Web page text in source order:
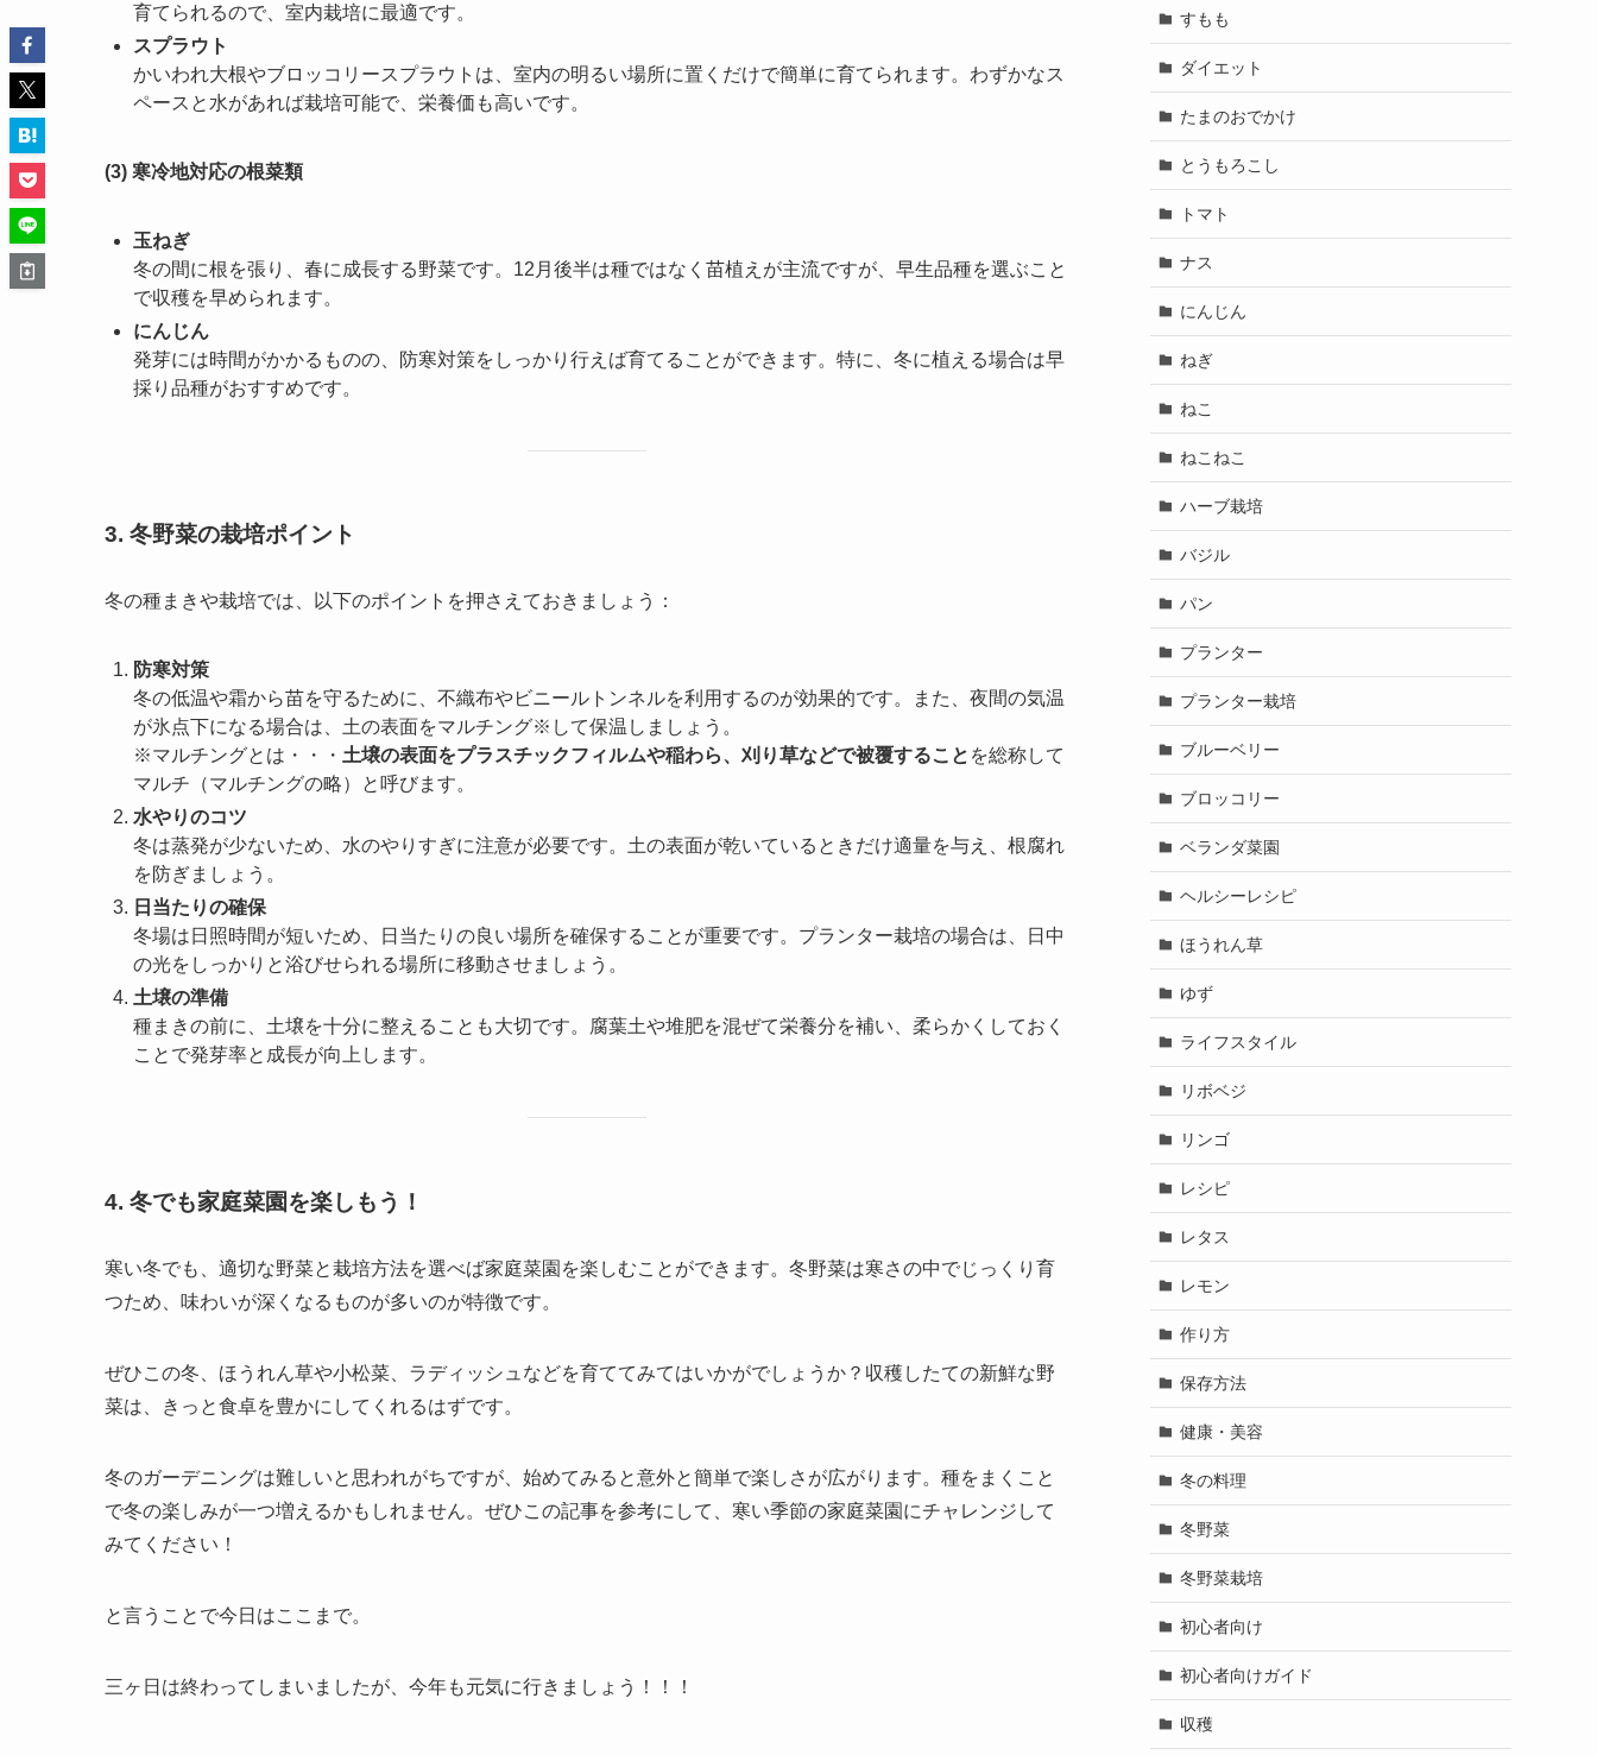
育てられるので、室内栽培に最適です。
スプラウト
かいわれ大根やブロッコリースプラウトは、室内の明るい場所に置くだけで簡単に育てられます。わずかなス
ペースと水があれば栽培可能で、栄養価も高いです。
(3) 寒冷地対応の根菜類
玉ねぎ
冬の間に根を張り、春に成長する野菜です。12月後半は種ではなく苗植えが主流ですが、早生品種を選ぶこと
で収穫を早められます。
にんじん
発芽には時間がかかるものの、防寒対策をしっかり行えば育てることができます。特に、冬に植える場合は早
採り品種がおすすめです。
3. 冬野菜の栽培ポイント
冬の種まきや栽培では、以下のポイントを押さえておきましょう：
防寒対策
冬の低温や霜から苗を守るために、不織布やビニールトンネルを利用するのが効果的です。また、夜間の気温
が氷点下になる場合は、土の表面をマルチング※して保温しましょう。
※マルチングとは・・・ 土壌の表面をプラスチックフィルムや稲わら、刈り草などで被覆すること を総称して
マルチ（マルチングの略）と呼びます。
水やりのコツ
冬は蒸発が少ないため、水のやりすぎに注意が必要です。土の表面が乾いているときだけ適量を与え、根腐れ
を防ぎましょう。
日当たりの確保
冬場は日照時間が短いため、日当たりの良い場所を確保することが重要です。プランター栽培の場合は、日中
の光をしっかりと浴びせられる場所に移動させましょう。
土壌の準備
種まきの前に、土壌を十分に整えることも大切です。腐葉土や堆肥を混ぜて栄養分を補い、柔らかくしておく
ことで発芽率と成長が向上します。
4. 冬でも家庭菜園を楽しもう！
寒い冬でも、適切な野菜と栽培方法を選べば家庭菜園を楽しむことができます。冬野菜は寒さの中でじっくり育
つため、味わいが深くなるものが多いのが特徴です。
ぜひこの冬、ほうれん草や小松菜、ラディッシュなどを育ててみてはいかがでしょうか？収穫したての新鮮な野
菜は、きっと食卓を豊かにしてくれるはずです。
冬のガーデニングは難しいと思われがちですが、始めてみると意外と簡単で楽しさが広がります。種をまくこと
で冬の楽しみが一つ増えるかもしれません。ぜひこの記事を参考にして、寒い季節の家庭菜園にチャレンジして
みてください！
と言うことで今日はここまで。
三ヶ日は終わってしまいましたが、今年も元気に行きましょう！！！
すもも
ダイエット
たまのおでかけ
とうもろこし
トマト
ナス
にんじん
ねぎ
ねこ
ねこねこ
ハーブ栽培
バジル
パン
プランター
プランター栽培
ブルーベリー
ブロッコリー
ベランダ菜園
ヘルシーレシピ
ほうれん草
ゆず
ライフスタイル
リボベジ
リンゴ
レシピ
レタス
レモン
作り方
保存方法
健康・美容
冬の料理
冬野菜
冬野菜栽培
初心者向け
初心者向けガイド
収穫